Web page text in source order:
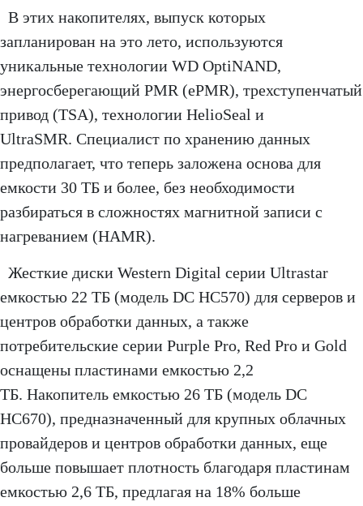
В этих накопителях, выпуск которых
запланирован на это лето, используются
уникальные технологии WD OptiNAND,
энергосберегающий PMR (ePMR), трехступенчатый
привод (TSA), технологии HelioSeal и
UltraSMR. Специалист по хранению данных
предполагает, что теперь заложена основа для
емкости 30 ТБ и более, без необходимости
разбираться в сложностях магнитной записи с
нагреванием (HAMR).
Жесткие диски Western Digital серии Ultrastar
емкостью 22 ТБ (модель DC HC570) для серверов и
центров обработки данных, а также
потребительские серии Purple Pro, Red Pro и Gold
оснащены пластинами емкостью 2,2
ТБ. Накопитель емкостью 26 ТБ (модель DC
HC670), предназначенный для крупных облачных
провайдеров и центров обработки данных, еще
больше повышает плотность благодаря пластинам
емкостью 2,6 ТБ, предлагая на 18% больше